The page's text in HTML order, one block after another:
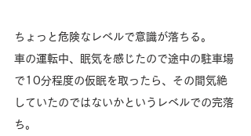
ちょっと危険なレベルで意識が落ちる。
車の運転中、眠気を感じたので途中の駐車場
で10分程度の仮眠を取ったら、その間気絶
していたのではないかというレベルでの完落
ち。